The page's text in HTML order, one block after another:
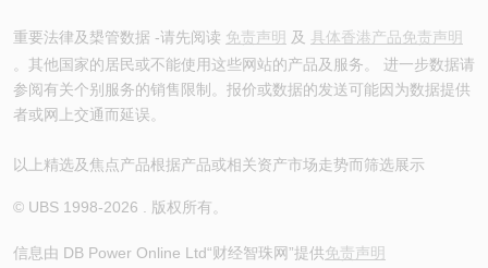
重要法律及槼管数据 -请先阅读 免责声明 及 具体香港产品免责声明
。其他国家的居民或不能使用这些网站的产品及服务。 进一步数据请
参阅有关个别服务的销售限制。报价或数据的发送可能因为数据提供
者或网上交通而延误。
以上精选及焦点产品根据产品或相关资产市场走势而筛选展示
© UBS 1998-2026 . 版权所有。
信息由 DB Power Online Ltd“财经智珠网”提供免责声明